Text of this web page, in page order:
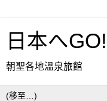
日本へ
朝聖各地溫泉旅館